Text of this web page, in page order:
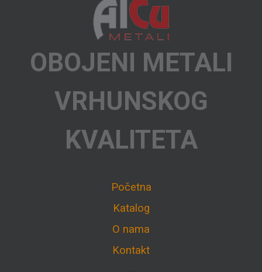
OBOJENI METALI
VRHUNSKOG
KVALITETA
Početna
Katalog
O nama
Kontakt